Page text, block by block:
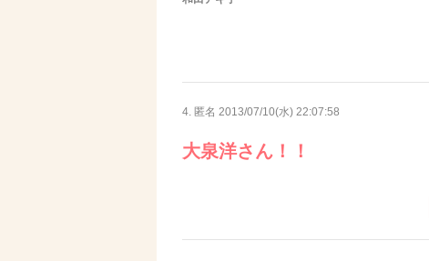
4. 匿名 2013/07/10(水) 22:07:58
大泉洋さん！！